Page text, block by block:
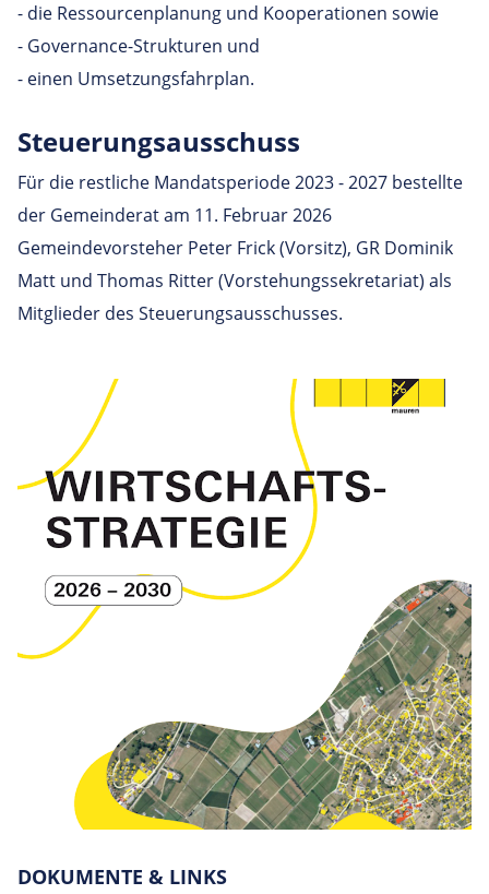
- die Ressourcenplanung und Kooperationen sowie
- Governance-Strukturen und
- einen Umsetzungsfahrplan.
Steue­rungs­aus­schuss
Für die restliche Mandatsperiode 2023 - 2027 bestellte
der Gemeinderat am 11. Februar 2026
Gemeindevorsteher Peter Frick (Vorsitz), GR Dominik
Matt und Thomas Ritter (Vorstehungssekretariat) als
Mitglieder des Steuerungsausschusses.
DOKUMENTE & LINKS